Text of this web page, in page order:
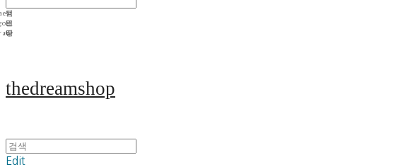
thedreamshop
Edit